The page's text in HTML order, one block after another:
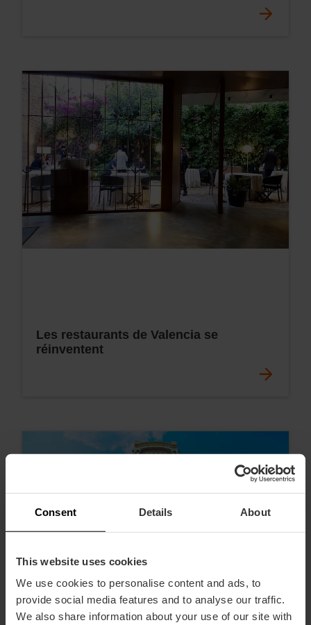
Consent Details About
This website uses cookies
We use cookies to personalise content and ads, to
provide social media features and to analyse our traffic.
We also share information about your use of our site with
Les restaurants de Valencia se
réinventent